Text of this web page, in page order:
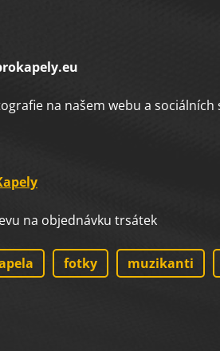
na našem webu a sociálních
na objednávku trsátek
fotky muzikanti